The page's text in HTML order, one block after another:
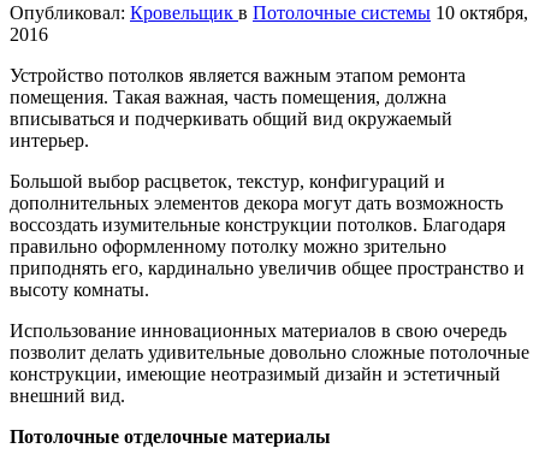
Опубликовал: Кровельщик в Потолочные системы 10 октября,
2016
Устройство потолков является важным этапом ремонта
помещения. Такая важная, часть помещения, должна
вписываться и подчеркивать общий вид окружаемый
интерьер.
Большой выбор расцветок, текстур, конфигураций и
дополнительных элементов декора могут дать возможность
воссоздать изумительные конструкции потолков. Благодаря
правильно оформленному потолку можно зрительно
приподнять его, кардинально увеличив общее пространство и
высоту комнаты.
Использование инновационных материалов в свою очередь
позволит делать удивительные довольно сложные потолочные
конструкции, имеющие неотразимый дизайн и эстетичный
внешний вид.
Потолочные отделочные материалы